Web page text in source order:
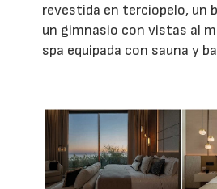
revestida en terciopelo, un
un gimnasio con vistas al
spa equipada con sauna y